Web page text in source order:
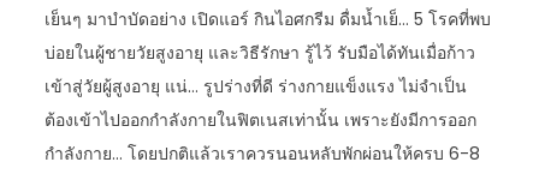
เย็นๆ มาบำบัดอย่าง เปิดแอร์ กินไอศกรีม ดื่มน้ำเย็… 5 โรคที่พบ
บ่อยในผู้ชายวัยสูงอายุ และวิธีรักษา รู้ไว้ รับมือได้ทันเมื่อก้าว
เข้าสู่วัยผู้สูงอายุ แน่… รูปร่างที่ดี ร่างกายแข็งแรง ไม่จำเป็น
ต้องเข้าไปออกกำลังกายในฟิตเนสเท่านั้น เพราะยังมีการออก
กำลังกาย… โดยปกติแล้วเราควรนอนหลับพักผ่อนให้ครบ 6-8